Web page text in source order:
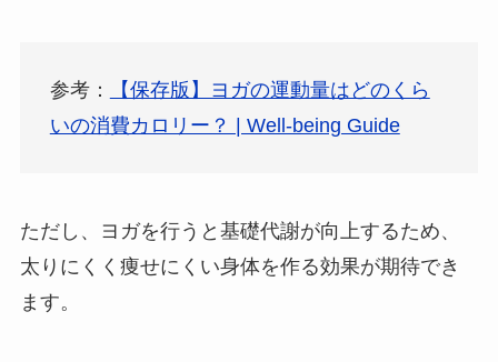
参考：
【保存版】ヨガの運動量はどのくら
いの消費カロリー？ | Well-being Guide
ただし、ヨガを行うと基礎代謝が向上するため、
太りにくく痩せにくい身体を作る効果が期待でき
ます。